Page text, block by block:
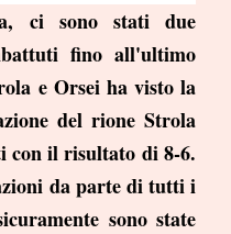
ci sono stati due
fino all'ultimo
e Orsei ha visto la
del rione Strola
con il risultato di 8-6.
da parte di tutti i
sono state